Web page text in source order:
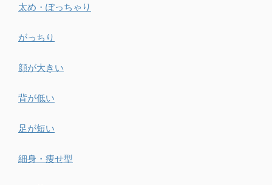
太め・ぽっちゃり
がっちり
顔が大きい
背が低い
足が短い
細身・痩せ型